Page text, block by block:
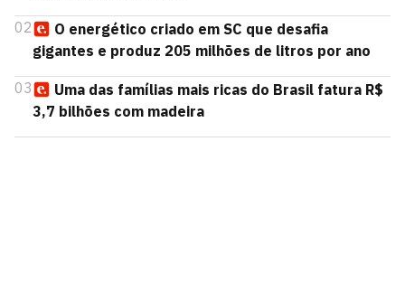
02
O energético criado em SC que desafia
gigantes e produz 205 milhões de litros por ano
03
Uma das famílias mais ricas do Brasil fatura R$
3,7 bilhões com madeira